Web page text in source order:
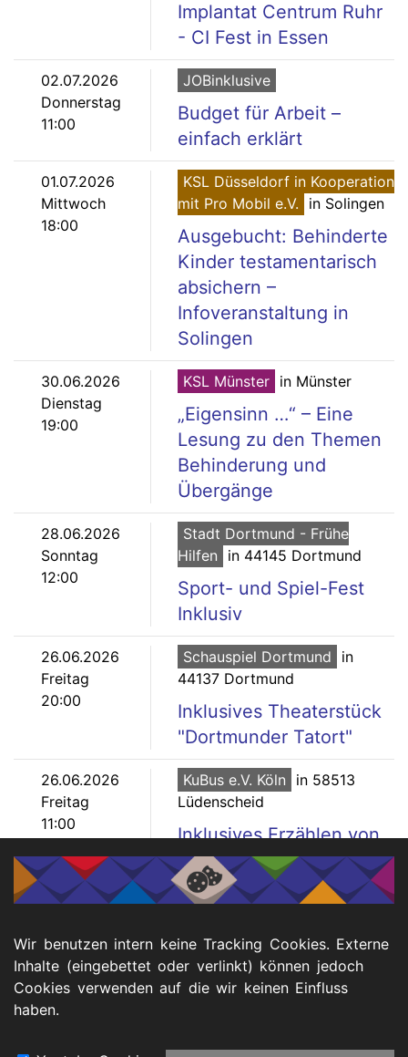
Implantat Centrum Ruhr
- CI Fest in Essen
02.07.2026
Donnerstag
11:00
JOBinklusive
Budget für Arbeit –
einfach erklärt
01.07.2026
Mittwoch
18:00
KSL Düsseldorf in Kooperation
mit Pro Mobil e.V.
in Solingen
Ausgebucht: Behinderte
Kinder testamentarisch
absichern –
Infoveranstaltung in
Solingen
30.06.2026
Dienstag
19:00
KSL Münster in Münster
„Eigensinn …“ – Eine
Lesung zu den Themen
Behinderung und
Übergänge
28.06.2026
Sonntag
12:00
Stadt Dortmund - Frühe
Hilfen
in 44145 Dortmund
Sport- und Spiel-Fest
Inklusiv
26.06.2026
Freitag
20:00
Schauspiel Dortmund
in
44137 Dortmund
Inklusives Theaterstück
"Dortmunder Tatort"
26.06.2026
Freitag
11:00
KuBus e.V. Köln
in 58513
Lüdenscheid
Inklusives Erzählen von
Geschichten: Workshop
in Lüdenscheid
Donnerstag
19:30
Wuppertal
Raum Expedition -
Seitennummerierung
…
Wir benutzen intern keine Tracking Cookies. Externe
Inhalte (eingebettet oder verlinkt) können jedoch
Cookies verwenden auf die wir keinen Einfluss
haben.